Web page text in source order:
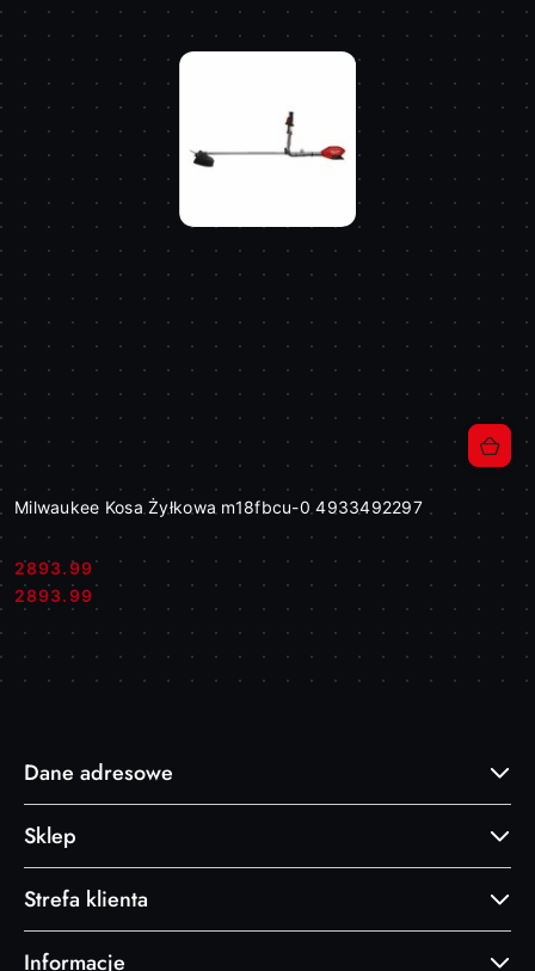
Milwaukee Kosa Żyłkowa m18fbcu-0 4933492297
Cena:
2893.99
Cena:
2893.99
Dane adresowe
Sklep
Strefa klienta
Informacje